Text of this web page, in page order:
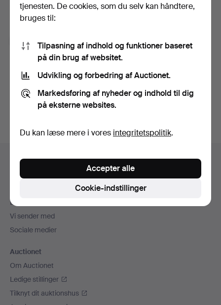
Her kan du blandt andet se eksperttips, udvalgte genstande og
inspiration. Hvis du fortryder, kan du nemt framelde det igen.
Jeg er over 18 år og godkender brugervilkårene
købsbetingelser
samt bekræfter, at jeg har læst
integritetspolitikken
Opret konto
Hjælp og kontaktoplysninger
Kontakt supporten
Betalingsmuligheder
Vi sender med
Sociale medier
Auctionet
Om Auctionet
Ledige stillinger
Tilknyt dit auktionshus
tjenesten. De cookies, som du selv kan håndtere,
bruges til:
Tilpasning af indhold og funktioner baseret
på din brug af websitet.
Udvikling og forbedring af Auctionet.
Markedsføring af nyheder og indhold til dig
på eksterne websites.
Du kan læse mere i vores integritetspolitik.
Cookie-indstillinger
Accepter alle